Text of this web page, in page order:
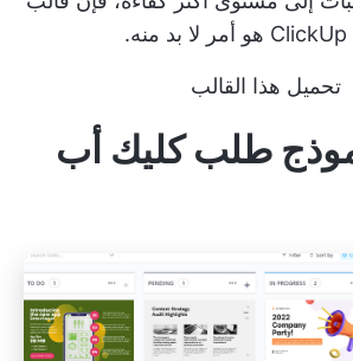
تحميل هذا القالب
طلب كليك أب